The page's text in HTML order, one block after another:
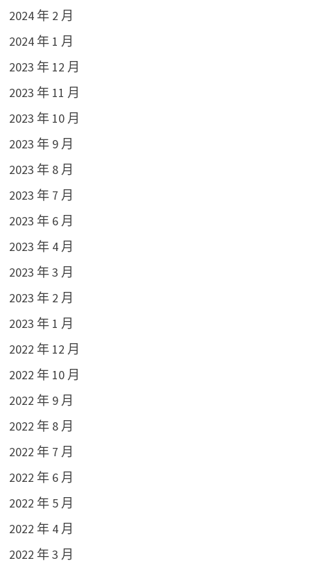
2024 年 2 月
2024 年 1 月
2023 年 12 月
2023 年 11 月
2023 年 10 月
2023 年 9 月
2023 年 8 月
2023 年 7 月
2023 年 6 月
2023 年 4 月
2023 年 3 月
2023 年 2 月
2023 年 1 月
2022 年 12 月
2022 年 10 月
2022 年 9 月
2022 年 8 月
2022 年 7 月
2022 年 6 月
2022 年 5 月
2022 年 4 月
2022 年 3 月